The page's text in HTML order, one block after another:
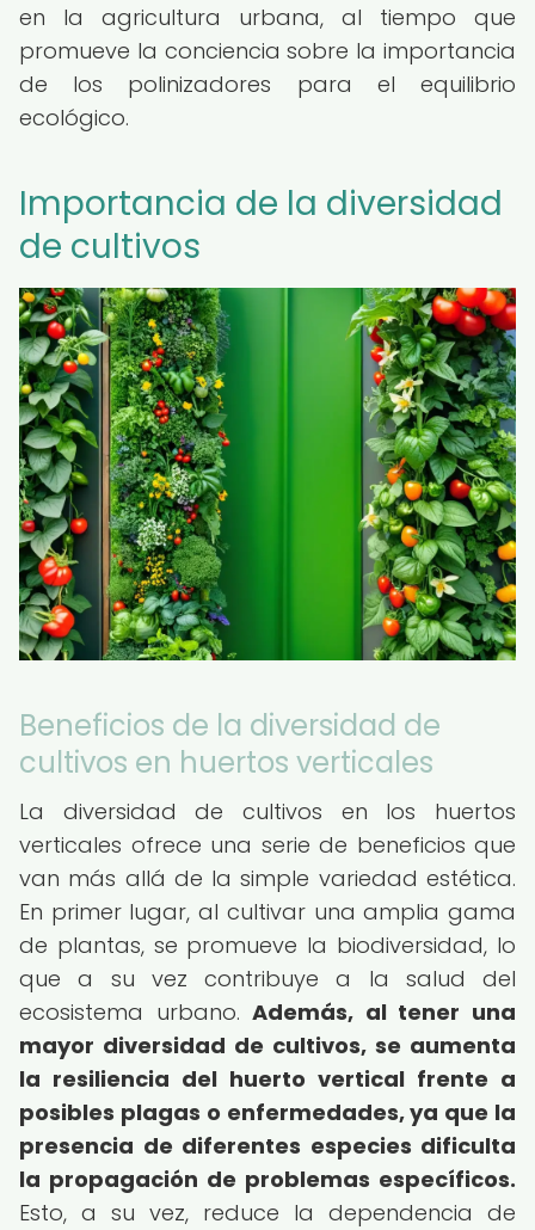
en la agricultura urbana, al tiempo que
promueve la conciencia sobre la importancia
de los polinizadores para el equilibrio
ecológico.
Importancia de la diversidad
de cultivos
Beneficios de la diversidad de
cultivos en huertos verticales
La diversidad de cultivos en los huertos
verticales ofrece una serie de beneficios que
van más allá de la simple variedad estética.
En primer lugar, al cultivar una amplia gama
de plantas, se promueve la biodiversidad, lo
que a su vez contribuye a la salud del
ecosistema urbano.Además, al tener una
mayor diversidad de cultivos, se aumenta
la resiliencia del huerto vertical frente a
posibles plagas o enfermedades, ya que la
presencia de diferentes especies dificulta
la propagación de problemas específicos.
Esto, a su vez, reduce la dependencia de